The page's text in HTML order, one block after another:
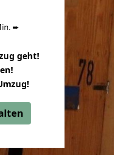
➨
geht!